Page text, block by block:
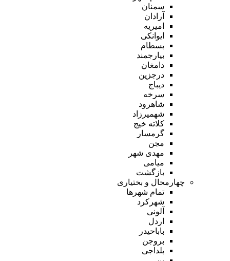
سمنان
آرادان
امیریه
ایوانکی
بسطام
بیارجمند
دامغان
درجزین
دیباج
سرخه
شاهرود
شهمیرزاد
کلاته خیج
گرمسار
مجن
مهدی شهر
میامی
بازگشت
چهارمحال و بختیاری
تمام شهر‌ها
شهرکرد
آلونی
اردل
باباحیدر
بروجن
بلداجی